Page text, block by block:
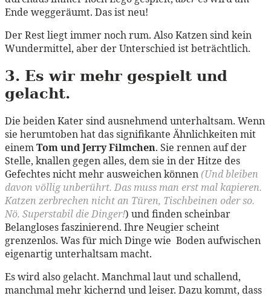
Ende weggeräumt. Das ist neu!
Der Rest liegt immer noch rum. Also Katzen sind kein
Wundermittel, aber der Unterschied ist beträchtlich.
3. Es wir mehr gespielt und
gelacht.
Die beiden Kater sind ausnehmend unterhaltsam. Wenn
sie herumtoben hat das signifikante Ähnlichkeiten mit
einemTom und Jerry Filmchen. Sie rennen auf der
Stelle, knallen gegen alles, dem sie in der Hitze des
Gefechtes nicht mehr ausweichen können(Und bleiben
davon völlig unberührt. Das muss man erst mal kapieren.
Katzen zerbrechen nicht an Türen, Tischbeinen oder so.
Nö. Superstabil die Dinger!) und finden scheinbar
Belangloses faszinierend. Ihre Neugier scheint
grenzenlos. Was für mich Dinge wie Boden aufwischen
eigenartig unterhaltsam macht.
Es wird also gelacht. Manchmal laut und schallend,
manchmal mehr kichernd und leiser. Dazu kommt, dass